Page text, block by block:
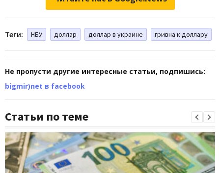
Теги: НБУ доллар доллар в украине гривна к доллару
Не пропусти другие интересные статьи, подпишись:
bigmir)net в facebook
Статьи по теме